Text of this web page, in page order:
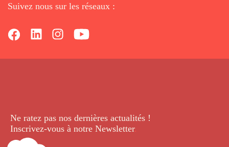
Suivez nous sur les réseaux :
Ne ratez pas nos dernières actualités !
Inscrivez-vous à notre Newsletter.